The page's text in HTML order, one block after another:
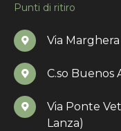
Punti di ritiro
Via
C.so Buenos
Via Ponte
Lanza)